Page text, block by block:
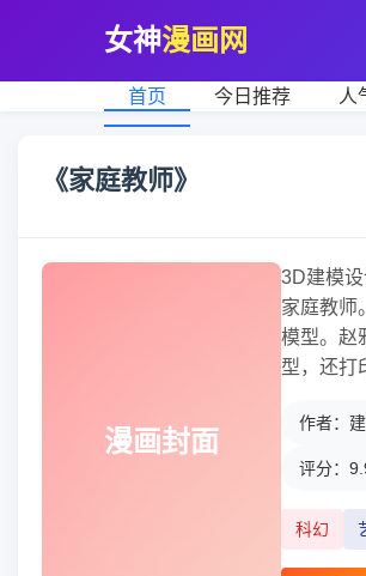
女神漫画网
首页 今日推荐 人
《家庭教师》
漫画封面
3D建模
家庭教师
模型。赵
型，还打
作者：
评分：
科幻